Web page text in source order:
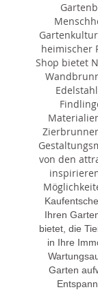
heimischer
Shop bietet
von den
Ihren
bietet, die
in Ihre
Garten